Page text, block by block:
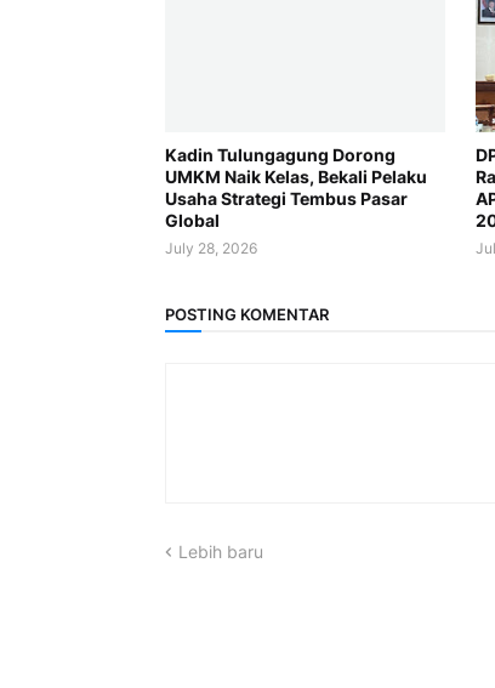
Kadin Tulungagung Dorong
UMKM Naik Kelas, Bekali Pelaku
Usaha Strategi Tembus Pasar
Global
July 28, 2026
POSTING KOMENTAR
Lebih baru